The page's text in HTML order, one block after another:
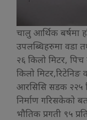
चालु आर्थिक बर्षमा
उपलब्धिहरुमा वडा
२६ किलो मिटर,
किलो
आरसिसि सडक २२५
निर्माण गरिसकेको
भौतिक प्रगती ९५